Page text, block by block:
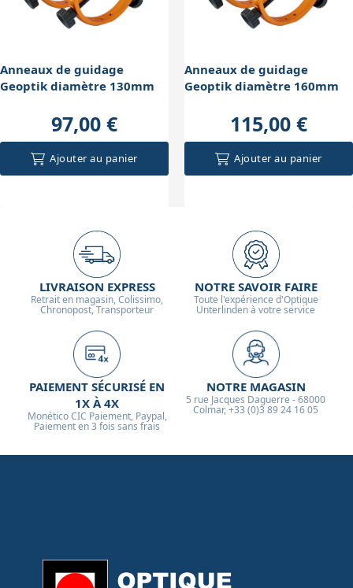
l'ensemble sur la monture contribue à maintenir une
Anneaux de guidage
Geoptik diamètre 130mm
97,00 €
Ajouter au panier
Anneaux de guidage
Geoptik diamètre 160mm
115,00 €
Ajouter au panier
LIVRAISON EXPRESS
Retrait en magasin, Colissimo,
Chronopost, Transporteur
NOTRE SAVOIR FAIRE
Toute l'expérience d'Optique
Unterlinden à votre service
PAIEMENT SÉCURISÉ EN
1X À 4X
Monético CIC Paiement, Paypal,
Paiement en 3 fois sans frais
NOTRE MAGASIN
5 rue Jacques Daguerre - 68000
Colmar, +33 (0)3 89 24 16 05